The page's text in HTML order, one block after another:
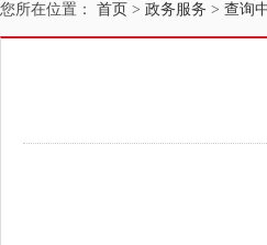
您所在位置： 首页 > 政务服务 > 查询